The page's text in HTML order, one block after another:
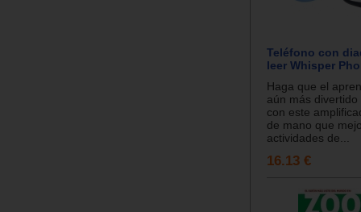
Teléfono con
leer Whisper
Haga que el
aún más
con este
de mano que
actividades de...
16.13 €